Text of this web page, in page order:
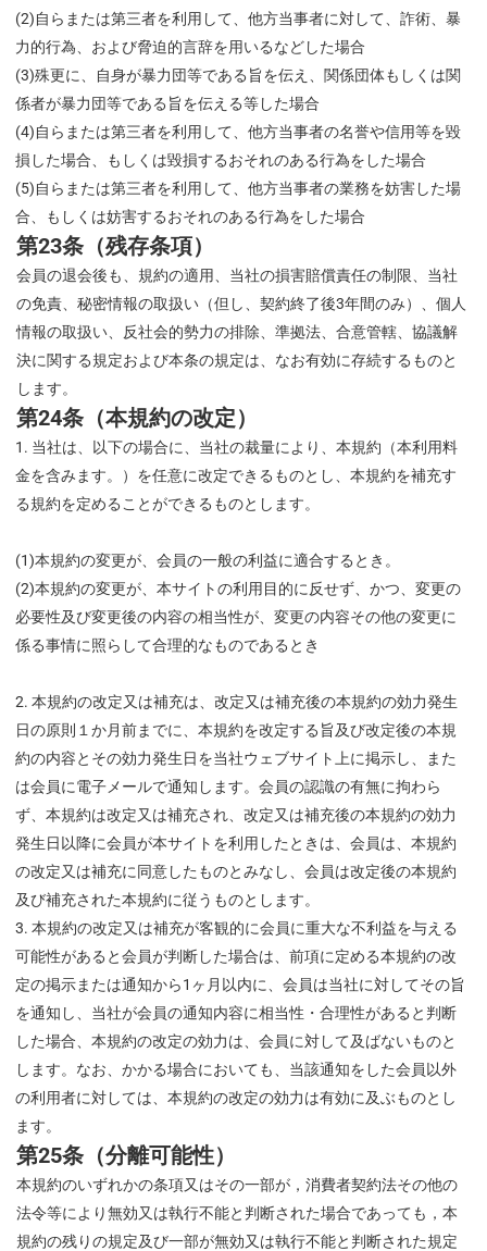
(2)自らまたは第三者を利用して、他方当事者に対して、詐術、暴
力的行為、および脅迫的言辞を用いるなどした場合
(3)殊更に、自身が暴力団等である旨を伝え、関係団体もしくは関
係者が暴力団等である旨を伝える等した場合
(4)自らまたは第三者を利用して、他方当事者の名誉や信用等を毀
損した場合、もしくは毀損するおそれのある行為をした場合
(5)自らまたは第三者を利用して、他方当事者の業務を妨害した場
合、もしくは妨害するおそれのある行為をした場合
第23条（残存条項）
会員の退会後も、規約の適用、当社の損害賠償責任の制限、当社
の免責、秘密情報の取扱い（但し、契約終了後3年間のみ）、個人
情報の取扱い、反社会的勢力の排除、準拠法、合意管轄、協議解
決に関する規定および本条の規定は、なお有効に存続するものと
します。
第24条（本規約の改定）
当社は、以下の場合に、当社の裁量により、本規約（本利用料
金を含みます。）を任意に改定できるものとし、本規約を補充す
る規約を定めることができるものとします。
(1)本規約の変更が、会員の一般の利益に適合するとき。
(2)本規約の変更が、本サイトの利用目的に反せず、かつ、変更の
必要性及び変更後の内容の相当性が、変更の内容その他の変更に
係る事情に照らして合理的なものであるとき
本規約の改定又は補充は、改定又は補充後の本規約の効力発生
日の原則１か月前までに、本規約を改定する旨及び改定後の本規
約の内容とその効力発生日を当社ウェブサイト上に掲示し、また
は会員に電子メールで通知します。会員の認識の有無に拘わら
ず、本規約は改定又は補充され、改定又は補充後の本規約の効力
発生日以降に会員が本サイトを利用したときは、会員は、本規約
の改定又は補充に同意したものとみなし、会員は改定後の本規約
及び補充された本規約に従うものとします。
本規約の改定又は補充が客観的に会員に重大な不利益を与える
可能性があると会員が判断した場合は、前項に定める本規約の改
定の掲示または通知から1ヶ月以内に、会員は当社に対してその旨
を通知し、当社が会員の通知内容に相当性・合理性があると判断
した場合、本規約の改定の効力は、会員に対して及ばないものと
します。なお、かかる場合においても、当該通知をした会員以外
の利用者に対しては、本規約の改定の効力は有効に及ぶものとし
ます。
第25条（分離可能性）
本規約のいずれかの条項又はその一部が，消費者契約法その他の
法令等により無効又は執行不能と判断された場合であっても，本
規約の残りの規定及び一部が無効又は執行不能と判断された規定